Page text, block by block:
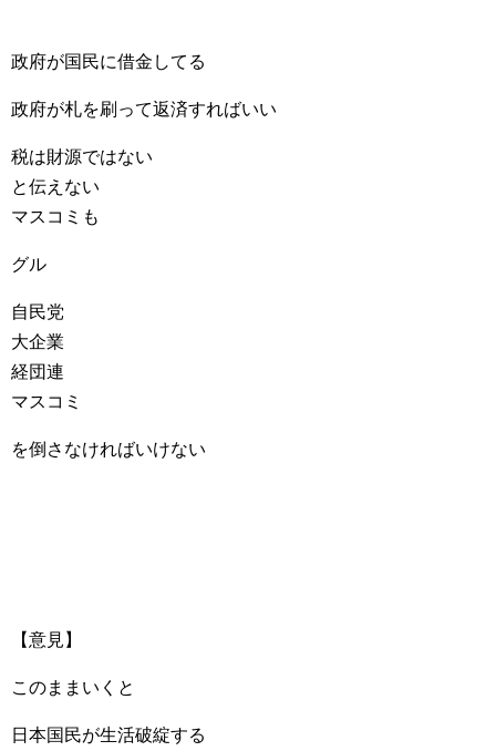
政府が国民に借金してる
政府が札を刷って返済すればいい
税は財源ではない
と伝えない
マスコミも
グル
自民党
大企業
経団連
マスコミ
を倒さなければいけない
【意見】
このままいくと
日本国民が生活破綻する